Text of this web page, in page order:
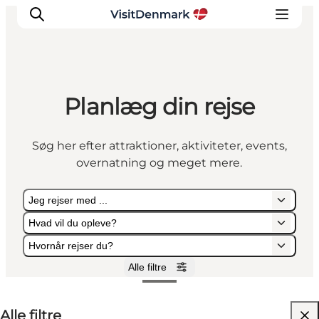
Inspiration
Destinationer
Oplevelser
Planlæg ferien
Planlæg din rejse
Søg her efter attraktioner, aktiviteter, events,
overnatning og meget mere.
Jeg rejser med ...
Hvad vil du opleve?
Hvornår rejser du?
Alle filtre
Jeg rejser med ...
Hvad vil du opleve?
Hvornår rejser du?
Alle filtre